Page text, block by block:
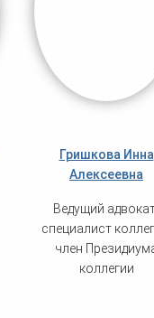
Гришкова Инна
Алексеевна
Ведущий
специалист
член
коллегии